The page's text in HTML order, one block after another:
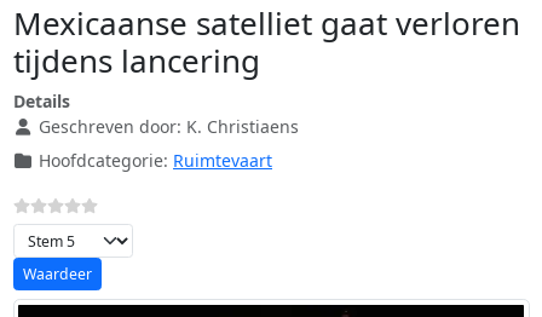
Mexicaanse satelliet gaat verloren
tijdens lancering
Details
Geschreven door: K. Christiaens
Hoofdcategorie: Ruimtevaart
Voeg waardering toe